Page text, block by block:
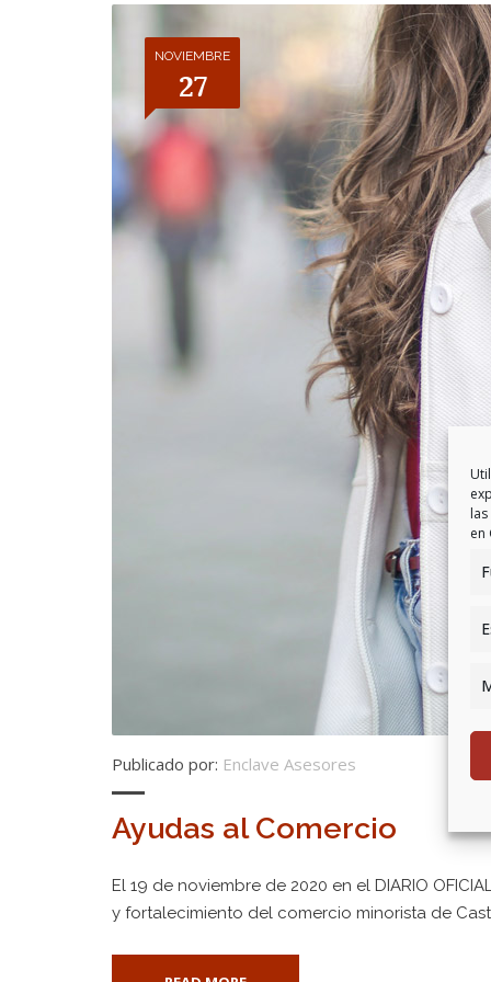
en
ÁREA LABORAL
ÁREA EXTRANJERÍA
NOVIEMBRE
27
Publicado por: Enclave Asesores
Ayudas al Comercio
El 19 de noviembre de 2020 en el DIARIO
y fortalecimiento del comercio minorista de